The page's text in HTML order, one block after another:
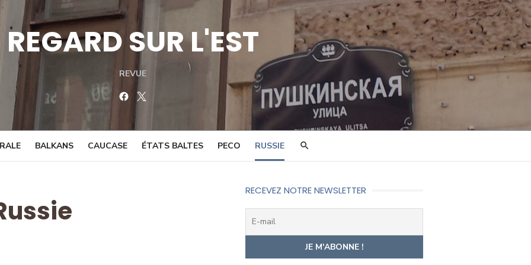
REGARD SUR L'EST
REVUE
Facebook
BALKANS CAUCASE ÉTATS BALTES PECO RUSSIE
RECEVEZ NOTRE NEWSLETTER